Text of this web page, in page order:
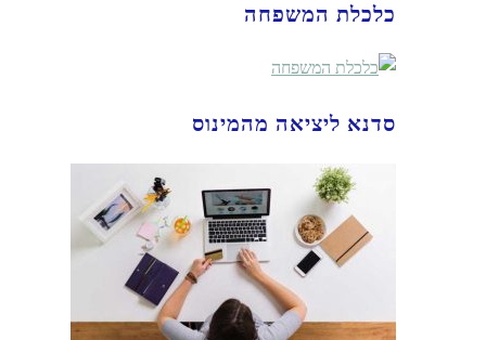
כלכלת המשפחה
סדנא ליציאה מהמינוס